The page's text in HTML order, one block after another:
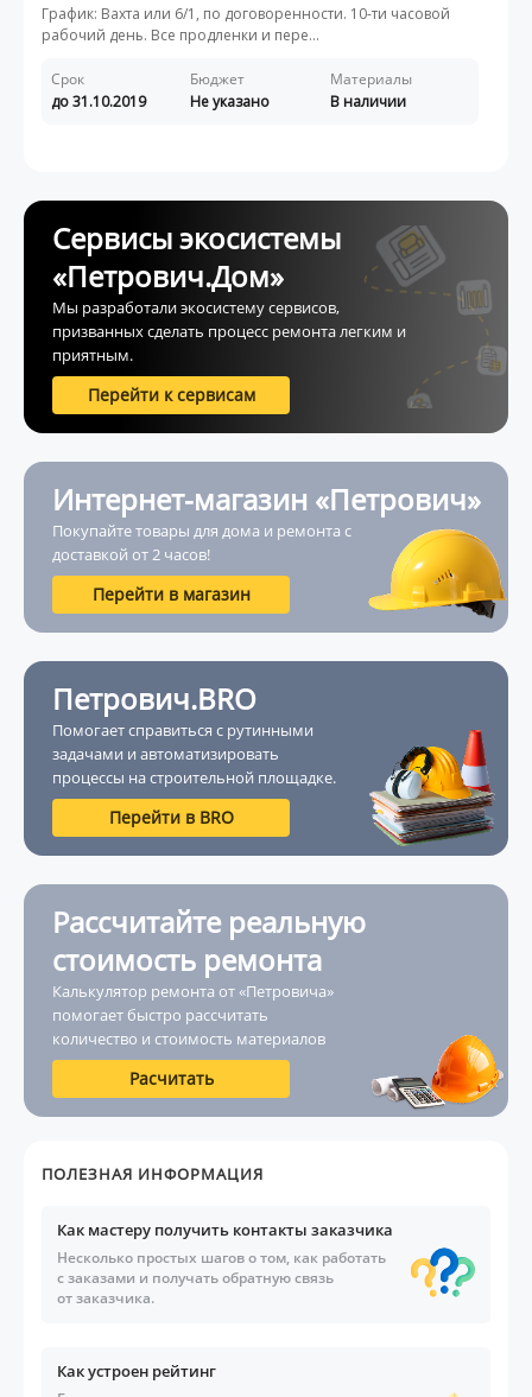
График: Вахта или 6/1, по договоренности. 10-ти часовой
рабочий день. Все продленки и пере...
Срок
до 31.10.2019
Бюджет
Не указано
Материалы
В наличии
Сервисы экосистемы
«Петрович.Дом»
Мы разработали экосистему сервисов,
призванных сделать процесс ремонта легким и
приятным.
Перейти к сервисам
Интернет-магазин «Петрович»
Покупайте товары для дома и ремонта с
доставкой от 2 часов!
Перейти в магазин
Петрович.BRO
Помогает справиться с рутинными
задачами и автоматизировать
процессы на строительной площадке.
Перейти в BRO
Рассчитайте реальную
стоимость ремонта
Калькулятор ремонта от «Петровича»
помогает быстро рассчитать
количество и стоимость материалов
Расчитать
ПОЛЕЗНАЯ ИНФОРМАЦИЯ
Как мастеру получить контакты заказчика
Несколько простых шагов о том, как работать
с заказами и получать обратную связь
от заказчика.
Как устроен рейтинг